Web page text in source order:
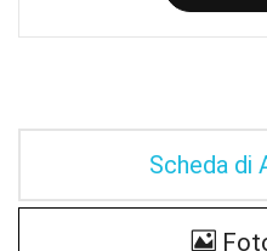
Scheda di